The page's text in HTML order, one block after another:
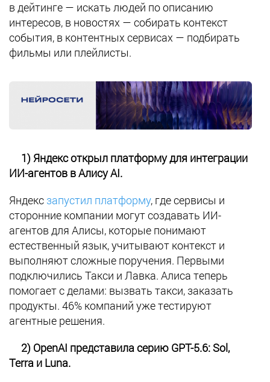
в дейтинге — искать людей по описанию
интересов, в новостях — собирать контекст
события, в контентных сервисах — подбирать
фильмы или плейлисты.
1) Яндекс открыл платформу для интеграции
ИИ-агентов в Алису AI.
Яндекс запустил платформу, где сервисы и
сторонние компании могут создавать ИИ-
агентов для Алисы, которые понимают
естественный язык, учитывают контекст и
выполняют сложные поручения. Первыми
подключились Такси и Лавка. Алиса теперь
помогает с делами: вызвать такси, заказать
продукты. 46% компаний уже тестируют
агентные решения.
2) OpenAI представила серию GPT-5.6: Sol,
Terra и Luna.